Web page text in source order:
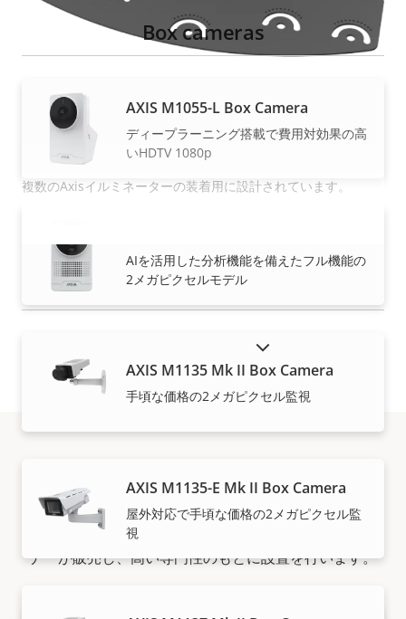
AXIS T90 Multi Bracket
複数のAxisイルミネーターの装着用に設計されています。
もっと見る
Box cameras
AXIS M1055-L Box Camera
ディープラーニング搭載で費用対効果の高
いHDTV 1080p
AIを活用した分析機能を備えたフル機能の
2メガピクセルモデル
AXIS M1135 Mk II Box Camera
手頃な価格の2メガピクセル監視
AXIS M1135-E Mk II Box Camera
屋外対応で手頃な価格の2メガピクセル監
視
購入方法
Axisソリューションと個々の製品は、信頼できるパート
ナーが販売し、高い専門性のもとに設置を行います。